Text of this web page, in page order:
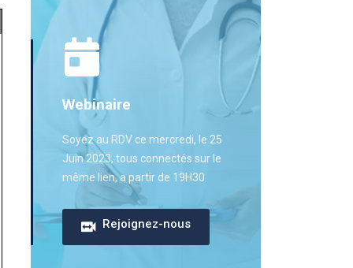
Webinaire
Soyez au RDV ce mercredi, le 25
Juin 2023, tous connectés sur le
même lien, a partir de 19H30
Rejoignez-nous